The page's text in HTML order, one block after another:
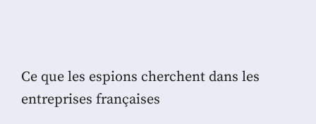
Ce que les espions cherchent dans les
entreprises françaises